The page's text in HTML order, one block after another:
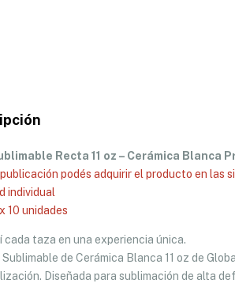
Recta 11 oz – Cerámica Blanca
podés adquirir el producto en las
individual
10 unidades
cada taza en una experiencia única.
Sublimable de Cerámica Blanca 11 oz de
Diseñada para sublimación de alta